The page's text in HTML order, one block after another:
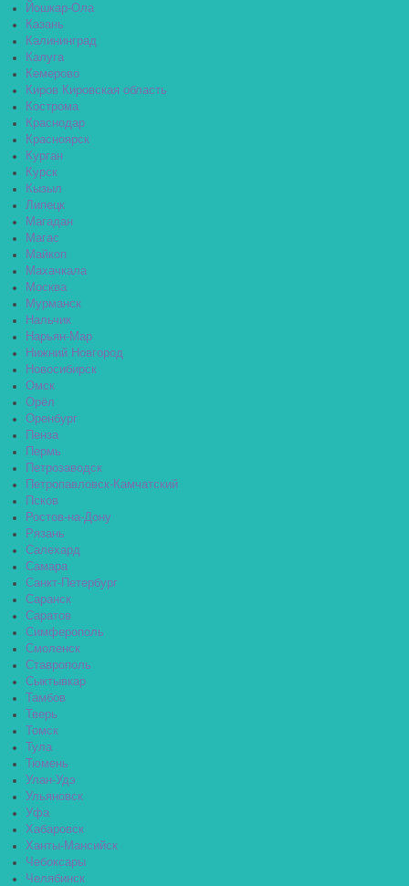
Йошкар-Ола
Казань
Калининград
Калуга
Кемерово
Киров Кировская область
Кострома
Краснодар
Красноярск
Курган
Курск
Кызыл
Липецк
Магадан
Магас
Майкоп
Махачкала
Москва
Мурманск
Нальчик
Нарьян-Мар
Нижний Новгород
Новосибирск
Омск
Орёл
Оренбург
Пенза
Пермь
Петрозаводск
Петропавловск-Камчатский
Псков
Ростов-на-Дону
Рязань
Салехард
Самара
Санкт-Петербург
Саранск
Саратов
Симферополь
Смоленск
Ставрополь
Сыктывкар
Тамбов
Тверь
Томск
Тула
Тюмень
Улан-Удэ
Ульяновск
Уфа
Хабаровск
Ханты-Мансийск
Чебоксары
Челябинск